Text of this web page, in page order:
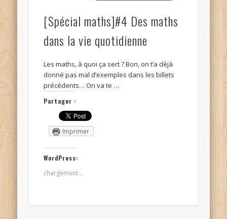
[Spécial maths]#4 Des maths
dans la vie quotidienne
Les maths, à quoi ça sert ? Bon, on t’a déjà
donné pas mal d’exemples dans les billets
précédents… On va te …
Partager :
Imprimer
WordPress:
chargement…